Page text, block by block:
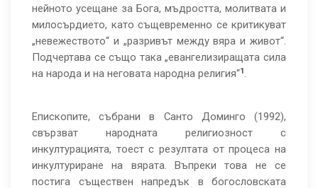
нейното усещане за Бога, мъдростта, молитвата и
милосърдието, като същевременно се критикуват
„невежеството“ и „разривът между вяра и живот“.
Подчертава се също така „евангелизиращата сила
на народа и на неговата народна религия“1.
Епископите, събрани в Санто Доминго (1992),
свързват народната религиозност с
инкултурацията, тоест с резултата от процеса на
инкултуриране на вярата. Въпреки това не се
постига съществен напредък в богословската